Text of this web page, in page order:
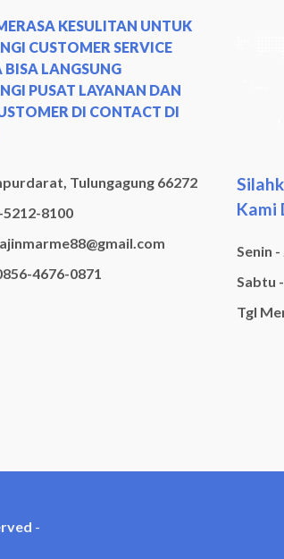
KESULITAN UNTUK
CUSTOMER SERVICE
LANGSUNG
PUSAT LAYANAN DAN
DI CONTACT DI
Tulungagung 66272
5212-8100
4676-0871
Kami
Senin
Sabtu
Tgl
-